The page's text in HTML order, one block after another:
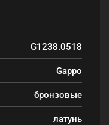
G1238.0518
Gappo
бронзовые
латунь